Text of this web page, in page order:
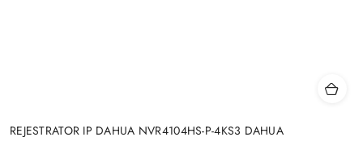
REJESTRATOR IP DAHUA NVR4104HS-P-4KS3 DAHUA